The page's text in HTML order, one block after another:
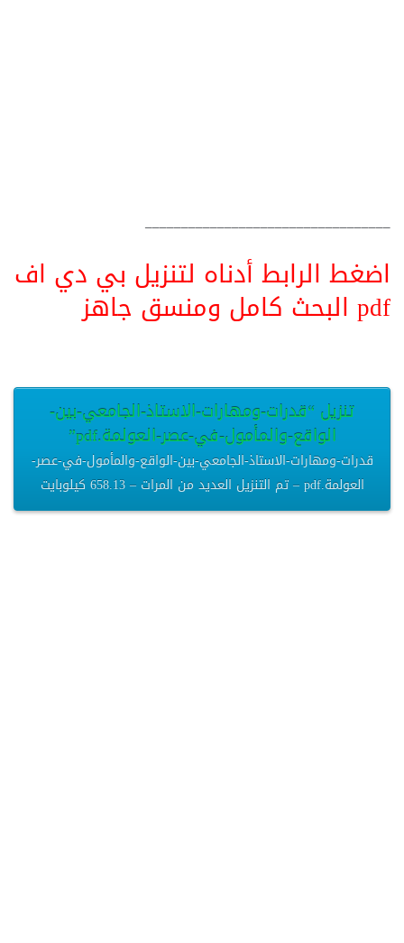
__________________________________
اضغط الرابط أدناه لتنزيل بي دي اف
pdf البحث كامل ومنسق جاهز
تنزيل “قدرات-ومهارات-الاستاذ-الجامعي-بين-
الواقع-والمأمول-في-عصر-العولمة.pdf”
قدرات-ومهارات-الاستاذ-الجامعي-بين-الواقع-والمأمول-في-عصر-
العولمة.pdf – تم التنزيل العديد من المرات – 658.13 كيلوبايت